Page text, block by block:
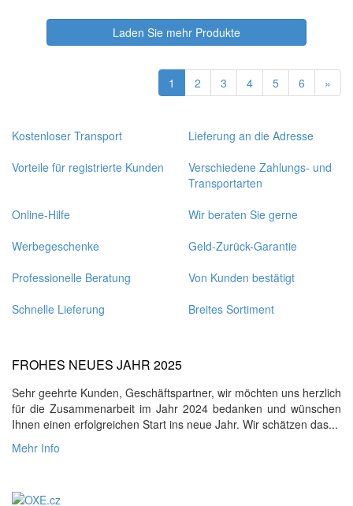
Laden Sie mehr Produkte
1 2 3 4 5 6 »
Kostenloser Transport
Lieferung an die Adresse
Vorteile für registrierte Kunden
Verschiedene Zahlungs- und
Transportarten
Online-Hilfe
Wir beraten Sie gerne
Werbegeschenke
Geld-Zurück-Garantie
Professionelle Beratung
Von Kunden bestätigt
Schnelle Lieferung
Breites Sortiment
FROHES NEUES JAHR 2025
Sehr geehrte Kunden, Geschäftspartner, wir möchten uns herzlich
für die Zusammenarbeit im Jahr 2024 bedanken und wünschen
Ihnen einen erfolgreichen Start ins neue Jahr. Wir schätzen das...
Mehr Info